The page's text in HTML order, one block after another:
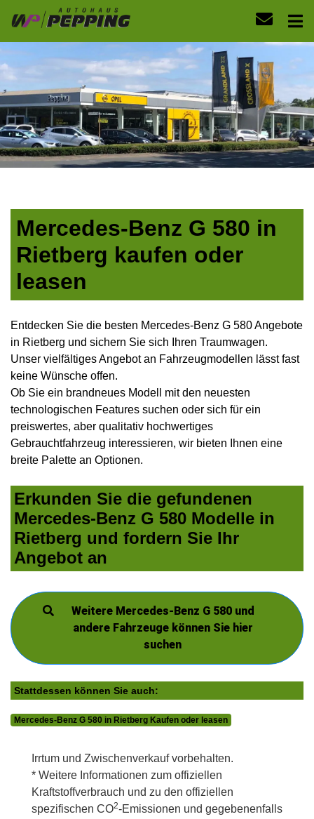
Mercedes-Benz G 580 in
Rietberg kaufen oder
leasen
Entdecken Sie die besten Mercedes-Benz G 580 Angebote
in Rietberg und sichern Sie sich Ihren Traumwagen.
Unser vielfältiges Angebot an Fahrzeugmodellen lässt fast
keine Wünsche offen.
Ob Sie ein brandneues Modell mit den neuesten
technologischen Features suchen oder sich für ein
preiswertes, aber qualitativ hochwertiges
Gebrauchtfahrzeug interessieren, wir bieten Ihnen eine
breite Palette an Optionen.
Erkunden Sie die gefundenen
Mercedes-Benz G 580 Modelle in
Rietberg und fordern Sie Ihr
Angebot an
Weitere Mercedes-Benz G 580 und
andere Fahrzeuge können Sie hier
suchen
Stattdessen können Sie auch:
Mercedes-Benz G 580 in Rietberg Kaufen oder leasen
Irrtum und Zwischenverkauf vorbehalten.
* Weitere Informationen zum offiziellen
Kraftstoffverbrauch und zu den offiziellen
spezifischen CO2-Emissionen und gegebenenfalls